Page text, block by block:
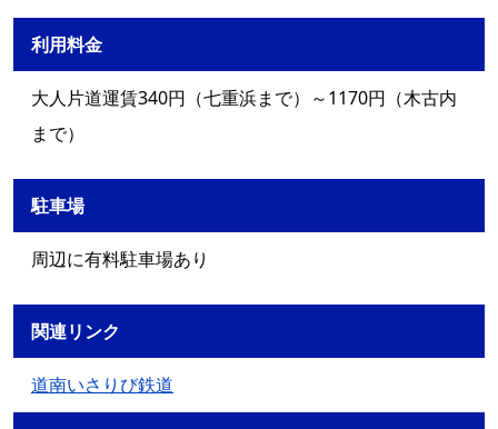
利用料金
大人片道運賃340円（七重浜まで）～1170円（木古内
まで）
駐車場
周辺に有料駐車場あり
関連リンク
道南いさりび鉄道